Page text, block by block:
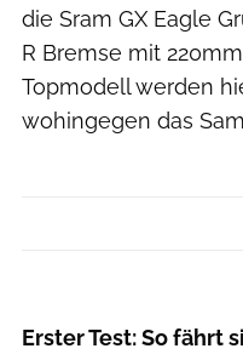
die Sram GX Eagle
R Bremse mit
Topmodell werden
wohingegen das
Erster Test: So fährt